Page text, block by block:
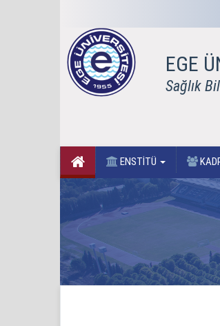
EGE
Sağlık
ENSTİTÜ